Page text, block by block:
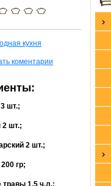
кухня
коментарии
3 шт.;
2 шт.;
2 шт.;
200 гр;
травы 1.5 ч.л.;